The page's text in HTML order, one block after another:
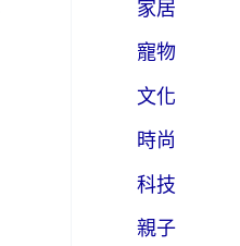
家居
寵物
文化
時尚
科技
親子